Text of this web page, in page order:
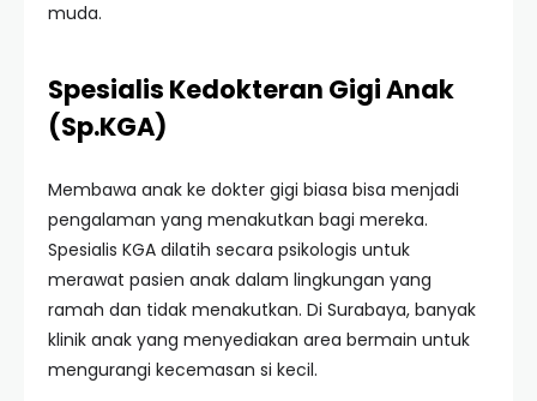
muda.
Spesialis Kedokteran Gigi Anak
(Sp.KGA)
Membawa anak ke dokter gigi biasa bisa menjadi
pengalaman yang menakutkan bagi mereka.
Spesialis KGA dilatih secara psikologis untuk
merawat pasien anak dalam lingkungan yang
ramah dan tidak menakutkan. Di Surabaya, banyak
klinik anak yang menyediakan area bermain untuk
mengurangi kecemasan si kecil.